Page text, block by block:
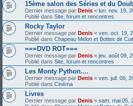
15ème salon des Séries et du
Dernier message par Denis « lun. nov. 19,
Publié dans Site, forum et rencontres
Rocky Taylor
Dernier message par Denis « ven. oct. 19,
Publié dans Chapeau Melon et Bottes de
===DVD ROT===
Dernier message par Denis « jeu. août 09,
Publié dans Site, forum et rencontres
Les Monty Python....
Dernier message par Denis « ven. juil. 06,
Publié dans Cinéma
Livres
Dernier message par Denis « sam. mai 05,